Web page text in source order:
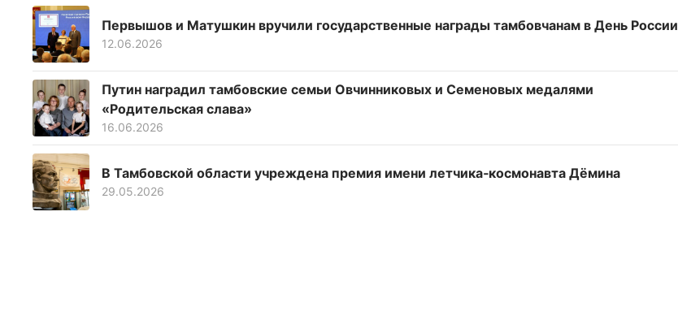
Первышов и Матушкин вручили государственные награды тамбовчанам в День России
12.06.2026
Путин наградил тамбовские семьи Овчинниковых и Семеновых медалями
«Родительская слава»
16.06.2026
В Тамбовской области учреждена премия имени летчика‑космонавта Дёмина
29.05.2026